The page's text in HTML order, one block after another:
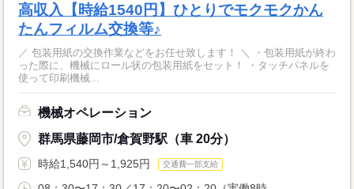
高収入【時給1540円】ひとりでモクモクかん
たんフィルム交換等♪
／ 包装用紙の交換作業などをお任せ致します！ ＼ ・包装用紙が終わ
った際に、機械にロール状の包装用紙をセット！ ・タッチパネルを
使って印刷機械...
機械オペレーション
群馬県藤岡市/倉賀野駅（車 20分）
時給1,540円～1,925円 交通費一部支給